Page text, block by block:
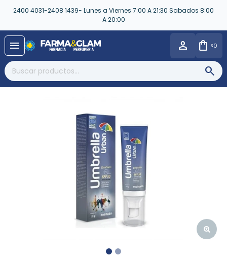
2400 4031-2408 1439- Lunes a Viernes 7:00 A 21:30 Sabados 8:00
A 20:00
menu $0